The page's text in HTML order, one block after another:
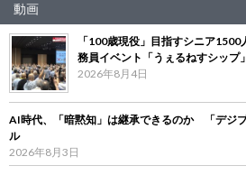
動画
「100歳現役」目指すシニア
務員イベント「うぇるねすシップ」
2026年8月4日
AI時代、「暗黙知」は継承できるのか 「デジ
ル
2026年8月3日